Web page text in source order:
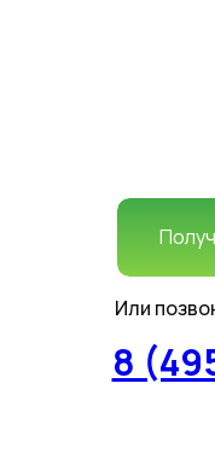
Или
8